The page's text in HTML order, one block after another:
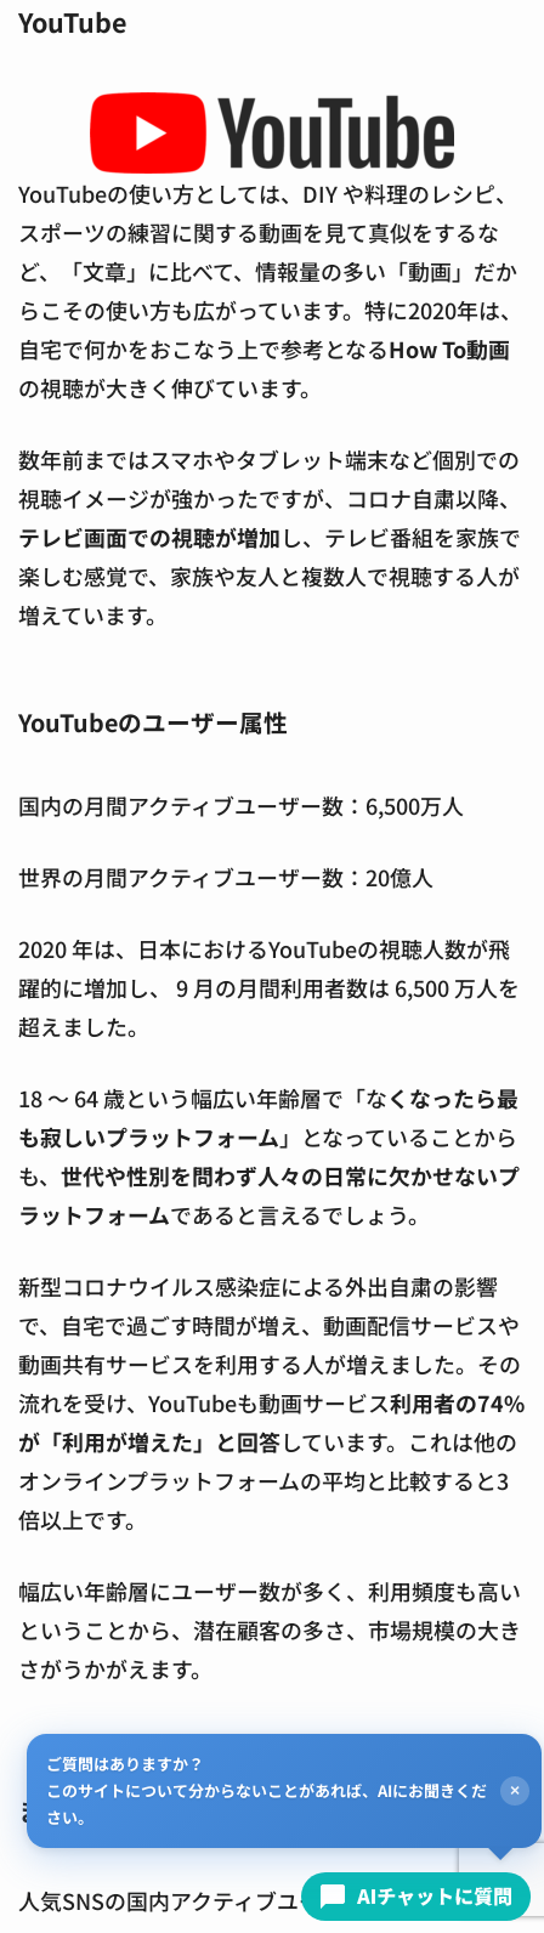
YouTube
YouTubeの使い方としては、DIY や料理のレシピ、
スポーツの練習に関する動画を見て真似をするな
ど、「文章」に比べて、情報量の多い「動画」だか
らこその使い方も広がっています。特に2020年は、
自宅で何かをおこなう上で参考となるHow To動画
の視聴が大きく伸びています。
数年前まではスマホやタブレット端末など個別での
視聴イメージが強かったですが、コロナ自粛以降、
テレビ画面での視聴が増加し、テレビ番組を家族で
楽しむ感覚で、家族や友人と複数人で視聴する人が
増えています。
YouTubeのユーザー属性
国内の月間アクティブユーザー数：6,500万人
世界の月間アクティブユーザー数：20億人
2020 年は、日本におけるYouTubeの視聴人数が飛
躍的に増加し、 9 月の月間利用者数は 6,500 万人を
超えました。
18 〜 64 歳という幅広い年齢層で「なくなったら最
も寂しいプラットフォーム」となっていることから
も、 世代や性別を問わず人々の日常に欠かせないプ
ラットフォームであると言えるでしょう。
新型コロナウイルス感染症による外出自粛の影響
で、自宅で過ごす時間が増え、動画配信サービスや
動画共有サービスを利用する人が増えました。その
流れを受け、YouTubeも動画サービス利用者の74%
が「利用が増えた」と回答しています。これは他の
オンラインプラットフォームの平均と比較すると3
倍以上です。
幅広い年齢層にユーザー数が多く、利用頻度も高い
ということから、潜在顧客の多さ、市場規模の大き
さがうかがえます。
まとめ
人気SNSの国内アクティブユーザー数
ご質問はありますか？
このサイトについて分からないことがあれば、AIにお聞きくだ
さい。
×